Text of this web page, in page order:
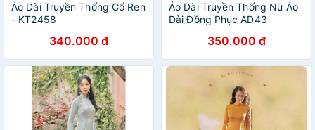
Áo Dài Truyền Thống Cổ Ren
- KT2458
340.000 đ
Áo Dài Truyền Thống Nữ Áo
Dài Đồng Phục AD43
350.000 đ